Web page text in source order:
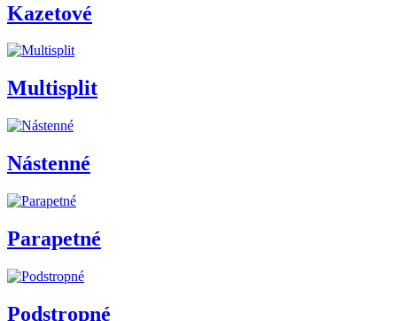
Kazetové
Multisplit
Nástenné
Parapetné
Podstropné